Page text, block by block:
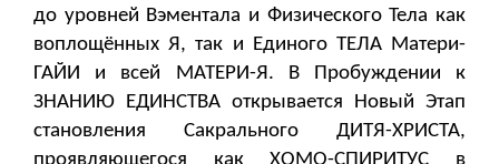
до уровней Вэментала и Физического Тела как
воплощённых Я, так и Единого ТЕЛА Матери-
ГАЙИ и всей МАТЕРИ-Я. В Пробуждении к
ЗНАНИЮ ЕДИНСТВА открывается Новый Этап
становления Сакрального ДИТЯ-ХРИСТА,